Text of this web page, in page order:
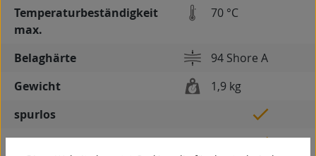
Temperaturbeständigkeit
max.
70 °C
Belaghärte
94 Shore A
Gewicht
1,9 kg
spurlos
kontaktverfärbungsfrei